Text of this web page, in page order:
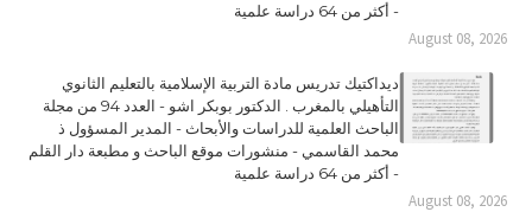
- أكثر من 64 دراسة علمية
August 08, 2026
ديداكتيك تدريس مادة التربية الإسلامية بالتعليم الثانوي
التأهيلي بالمغرب . الدكتور بوبكر اشو - العدد 94 من مجلة
الباحث العلمية للدراسات والأبحاث - المدير المسؤول ذ
محمد القاسمي - منشورات موقع الباحث و مطبعة دار القلم
- أكثر من 64 دراسة علمية
August 08, 2026